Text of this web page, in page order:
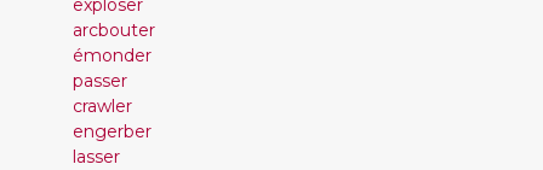
exploser
arcbouter
émonder
passer
crawler
engerber
lasser